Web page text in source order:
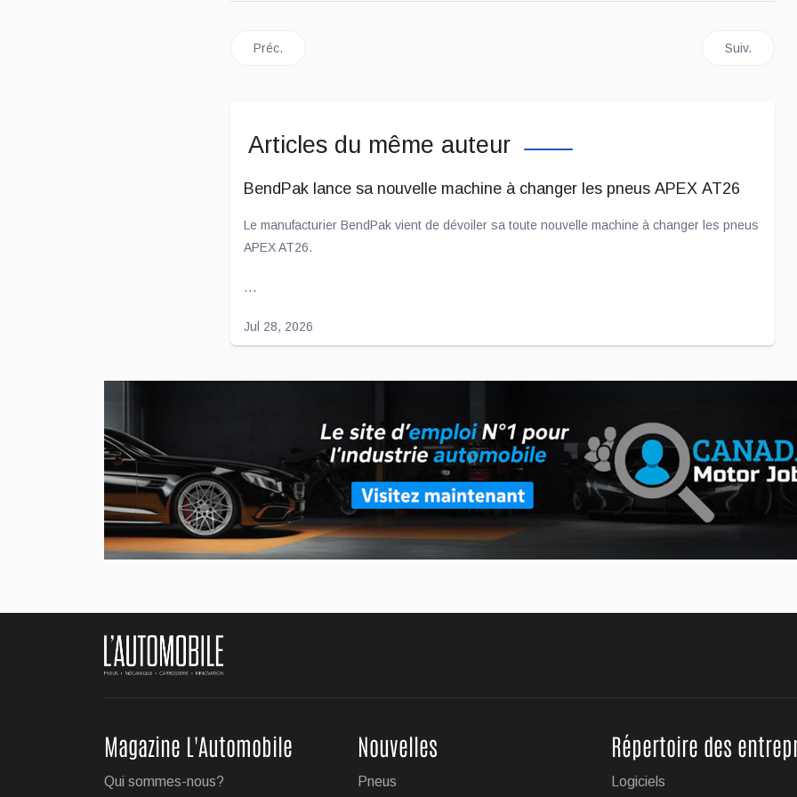
Article précédent : Ford nous promet une conduite autonome intelligente et à mains libres
Préc. Article
Suiv.
Articles du même auteur
BendPak lance sa nouvelle machine à changer les pneus APEX AT26
Le manufacturier BendPak vient de dévoiler sa toute nouvelle machine à changer les pneus
APEX AT26.
...
Jul 28, 2026
L'entente entre Toyota et Joby Aviation prend de l'importance
Voilà déjà quelques années que le constructeur automobile Toyota « flirte » avec
l'américaine Joby Aviation afin de créer des avions électriques.
...
Jul 27, 2026
Le constructeur allemand de voitures de luxe BMW vient de dévoiler la version 2027 de son
19 véhicules GM
Magazine L'Automobile
Qui sommes-nous?
Nouvelles
Pneus
Répertoire des
Logiciels